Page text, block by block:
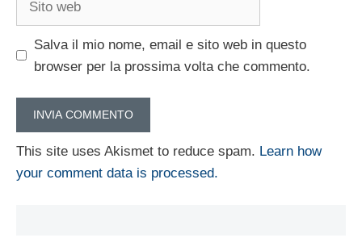
Salva il mio nome, email e sito web in questo
browser per la prossima volta che commento.
This site uses Akismet to reduce spam. Learn how
your comment data is processed.